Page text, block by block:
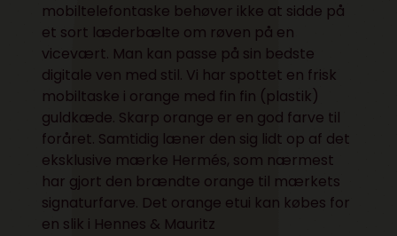
mobiltelefontaske behøver ikke at sidde på
et sort læderbælte om røven på en
vicevært. Man kan passe på sin bedste
digitale ven med stil. Vi har spottet en frisk
mobiltaske i orange med fin fin (plastik)
guldkæde. Skarp orange er en god farve til
foråret. Samtidig læner den sig lidt op af det
eksklusive mærke Hermés, som nærmest
har gjort den brændte orange til mærkets
signaturfarve. Det orange etui kan købes for
en slik i Hennes & Mauritz